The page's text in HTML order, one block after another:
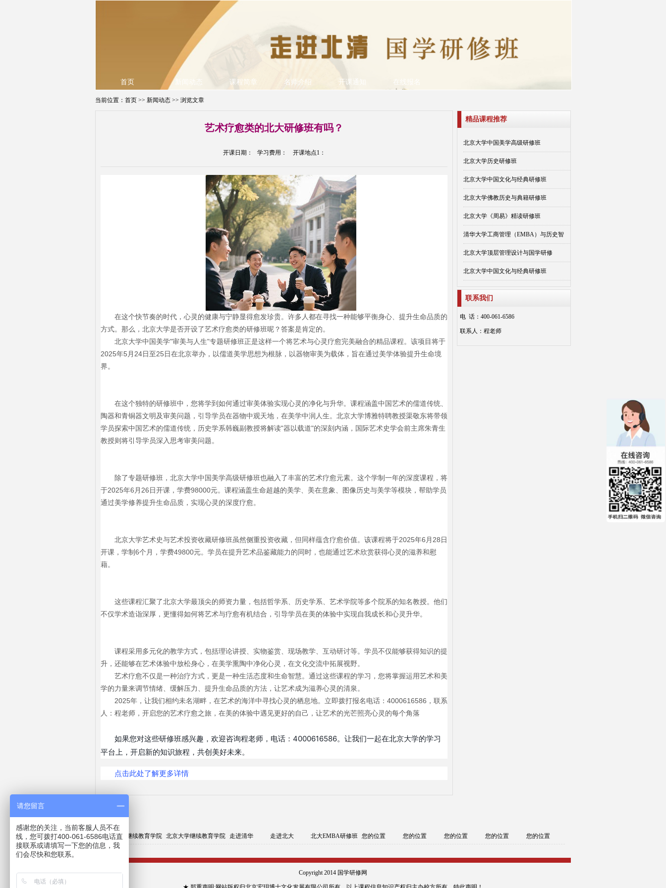
首页 新闻动态 课程简章 名师介绍 开课通知 在线报名
当前位置： 首页 >> 新闻动态 >> 浏览文章
艺术疗愈类的北大研修班有吗？
开课日期： 学习费用： 开课地点1：
在这个快节奏的时代，心灵的健康与宁静显得愈发珍贵。许多人都在寻找一种能够平衡身心、提升生命品质的
方式。那么，北京大学是否开设了艺术疗愈类的研修班呢？答案是肯定的。
北京大学中国美学"审美与人生"专题研修班正是这样一个将艺术与心灵疗愈完美融合的精品课程。该项目将于
2025年5月24日至25日在北京举办，以儒道美学思想为根脉，以器物审美为载体，旨在通过美学体验提升生命境
界。
在这个独特的研修班中，您将学到如何通过审美体验实现心灵的净化与升华。课程涵盖中国艺术的儒道传统、
陶器和青铜器文明及审美问题，引导学员在器物中观天地，在美学中润人生。北京大学博雅特聘教授渠敬东将带领
学员探索中国艺术的儒道传统，历史学系韩巍副教授将解读"器以载道"的深刻内涵，国际艺术史学会前主席朱青生
教授则将引导学员深入思考审美问题。
除了专题研修班，北京大学中国美学高级研修班也融入了丰富的艺术疗愈元素。这个学制一年的深度课程，将
于2025年6月26日开课，学费98000元。课程涵盖生命超越的美学、美在意象、图像历史与美学等模块，帮助学员
通过美学修养提升生命品质，实现心灵的深度疗愈。
北京大学艺术史与艺术投资收藏研修班虽然侧重投资收藏，但同样蕴含疗愈价值。该课程将于2025年6月28日
开课，学制6个月，学费49800元。学员在提升艺术品鉴藏能力的同时，也能通过艺术欣赏获得心灵的滋养和慰
藉。
这些课程汇聚了北京大学最顶尖的师资力量，包括哲学系、历史学系、艺术学院等多个院系的知名教授。他们
不仅学术造诣深厚，更懂得如何将艺术与疗愈有机结合，引导学员在美的体验中实现自我成长和心灵升华。
课程采用多元化的教学方式，包括理论讲授、实物鉴赏、现场教学、互动研讨等。学员不仅能够获得知识的提
升，还能够在艺术体验中放松身心，在美学熏陶中净化心灵，在文化交流中拓展视野。
艺术疗愈不仅是一种治疗方式，更是一种生活态度和生命智慧。通过这些课程的学习，您将掌握运用艺术和美
学的力量来调节情绪、缓解压力、提升生命品质的方法，让艺术成为滋养心灵的清泉。
2025年，让我们相约未名湖畔，在艺术的海洋中寻找心灵的栖息地。立即拨打报名电话：4000616586，联系
人：程老师，开启您的艺术疗愈之旅，在美的体验中遇见更好的自己，让艺术的光芒照亮心灵的每个角落
如果您对这些研修班感兴趣，欢迎咨询程老师，电话：4000616586。让我们一起在北京大学的学习
平台上，开启新的知识旅程，共创美好未来。
点击此处了解更多详情
精品课程推荐
北京大学中国美学高级研修班
北京大学历史研修班
北京大学中国文化与经典研修班
北京大学佛教历史与典籍研修班
北京大学《周易》精读研修班
清华大学工商管理（EMBA）与历史智
北京大学顶层管理设计与国学研修
北京大学中国文化与经典研修班
联系我们
电 话：400-061-6586
联系人：程老师
清华大学继续教育学院 北京大学继续教育学院 走进清华 走进北大 北大EMBA研修班 您的位置 您的位置 您的位置 您的位置 您的位置
Copyright 2014 国学研修网
请您留言
感谢您的关注，当前客服人员不在
线，您可拨打400-061-6586电话直
接联系或请填写一下您的信息，我
们会尽快和您联系。